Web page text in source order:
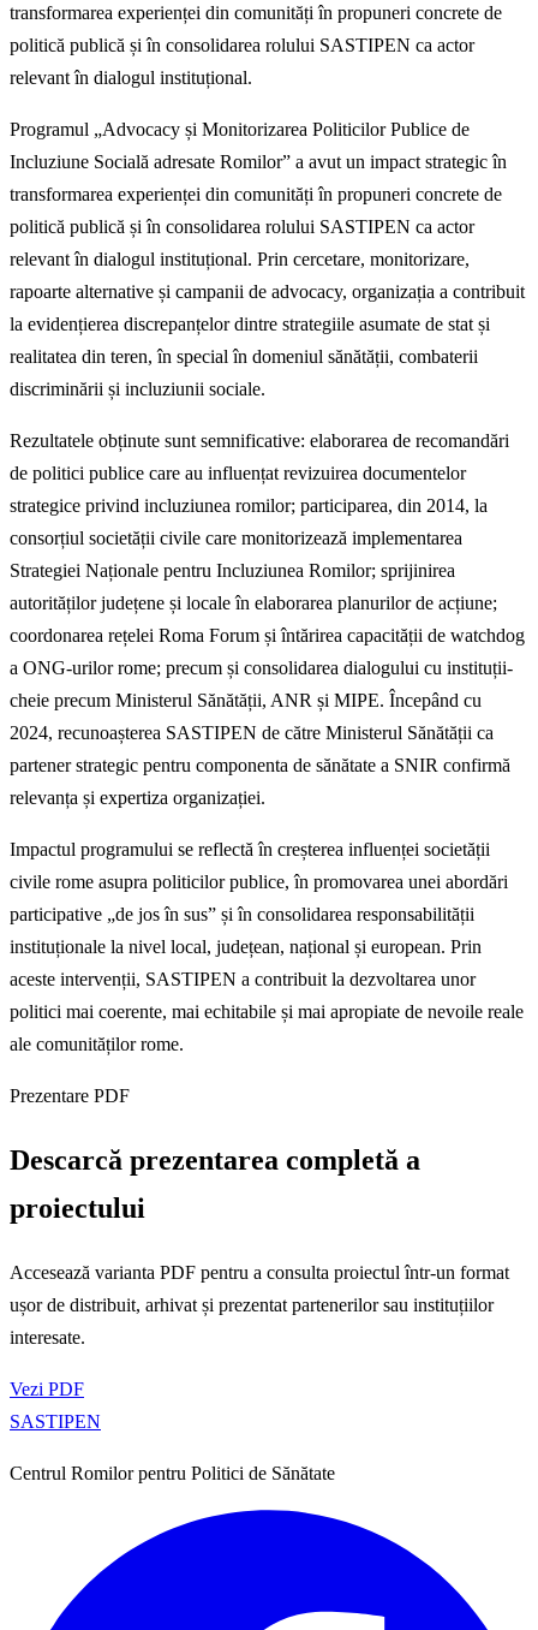
transformarea experienței din comunități în propuneri concrete de
politică publică și în consolidarea rolului SASTIPEN ca actor
relevant în dialogul instituțional.
Programul „Advocacy și Monitorizarea Politicilor Publice de
Incluziune Socială adresate Romilor” a avut un impact strategic în
transformarea experienței din comunități în propuneri concrete de
politică publică și în consolidarea rolului SASTIPEN ca actor
relevant în dialogul instituțional. Prin cercetare, monitorizare,
rapoarte alternative și campanii de advocacy, organizația a contribuit
la evidențierea discrepanțelor dintre strategiile asumate de stat și
realitatea din teren, în special în domeniul sănătății, combaterii
discriminării și incluziunii sociale.
Rezultatele obținute sunt semnificative: elaborarea de recomandări
de politici publice care au influențat revizuirea documentelor
strategice privind incluziunea romilor; participarea, din 2014, la
consorțiul societății civile care monitorizează implementarea
Strategiei Naționale pentru Incluziunea Romilor; sprijinirea
autorităților județene și locale în elaborarea planurilor de acțiune;
coordonarea rețelei Roma Forum și întărirea capacității de watchdog
a ONG-urilor rome; precum și consolidarea dialogului cu instituții-
cheie precum Ministerul Sănătății, ANR și MIPE. Începând cu
2024, recunoașterea SASTIPEN de către Ministerul Sănătății ca
partener strategic pentru componenta de sănătate a SNIR confirmă
relevanța și expertiza organizației.
Impactul programului se reflectă în creșterea influenței societății
civile rome asupra politicilor publice, în promovarea unei abordări
participative „de jos în sus” și în consolidarea responsabilității
instituționale la nivel local, județean, național și european. Prin
aceste intervenții, SASTIPEN a contribuit la dezvoltarea unor
politici mai coerente, mai echitabile și mai apropiate de nevoile reale
ale comunităților rome.
Prezentare PDF
Descarcă prezentarea completă a
proiectului
Accesează varianta PDF pentru a consulta proiectul într-un format
ușor de distribuit, arhivat și prezentat partenerilor sau instituțiilor
interesate.
Vezi PDF
SASTIPEN
Centrul Romilor pentru Politici de Sănătate